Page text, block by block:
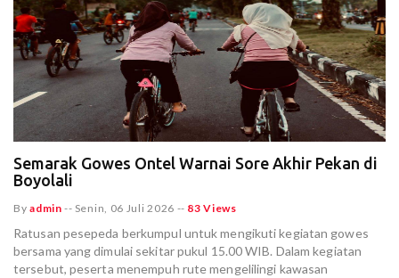
Semarak Gowes Ontel Warnai Sore Akhir Pekan di
Boyolali
Byadmin -- Senin, 06 Juli 2026 -- 83 Views
Ratusan pesepeda berkumpul untuk mengikuti kegiatan gowes
bersama yang dimulai sekitar pukul 15.00 WIB. Dalam kegiatan
tersebut, peserta menempuh rute mengelilingi kawasan